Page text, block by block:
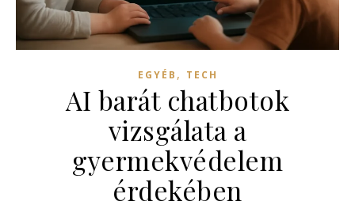
EGYÉB , TECH
AI barát chatbotok
vizsgálata a
gyermekvédelem
érdekében